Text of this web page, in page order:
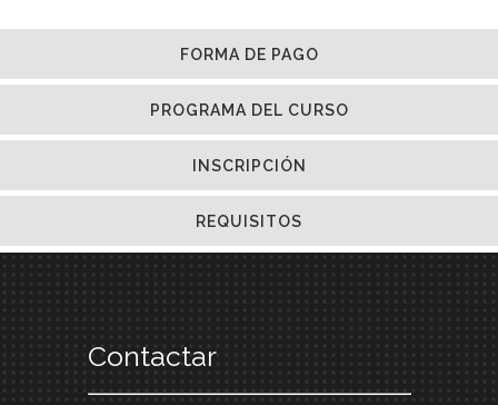
FORMA DE PAGO
PROGRAMA DEL CURSO
INSCRIPCIÓN
REQUISITOS
Contactar